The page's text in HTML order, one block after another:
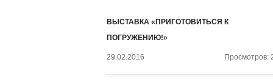
ВЫСТАВКА «ПРИГОТОВИТЬСЯ К
ПОГРУЖЕНИЮ!»
29.02.2016 Просмотров: